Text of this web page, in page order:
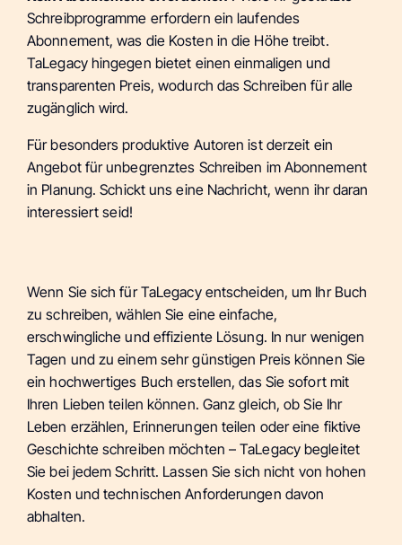
Schreibprogramme erfordern ein laufendes
Abonnement, was die Kosten in die Höhe treibt.
TaLegacy hingegen bietet einen einmaligen und
transparenten Preis, wodurch das Schreiben für alle
zugänglich wird.
Für besonders produktive Autoren ist derzeit ein
Angebot für unbegrenztes Schreiben im Abonnement
in Planung. Schickt uns eine Nachricht, wenn ihr daran
interessiert seid!
Wenn Sie sich für TaLegacy entscheiden, um Ihr Buch
zu schreiben, wählen Sie eine einfache,
erschwingliche und effiziente Lösung. In nur wenigen
Tagen und zu einem sehr günstigen Preis können Sie
ein hochwertiges Buch erstellen, das Sie sofort mit
Ihren Lieben teilen können. Ganz gleich, ob Sie Ihr
Leben erzählen, Erinnerungen teilen oder eine fiktive
Geschichte schreiben möchten – TaLegacy begleitet
Sie bei jedem Schritt. Lassen Sie sich nicht von hohen
Kosten und technischen Anforderungen davon
abhalten.